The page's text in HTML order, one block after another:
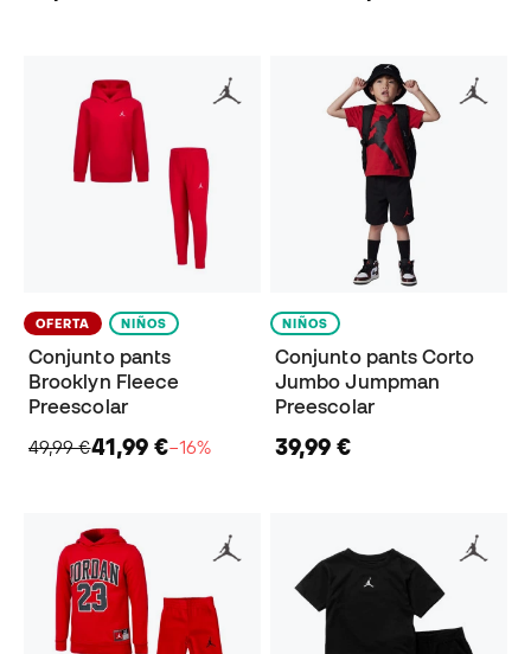
OFERTA NIÑOS
Conjunto pants
Brooklyn Fleece
Preescolar
49,99 €41,99 €−16%
NIÑOS
Conjunto pants Corto
Jumbo Jumpman
Preescolar
39,99 €